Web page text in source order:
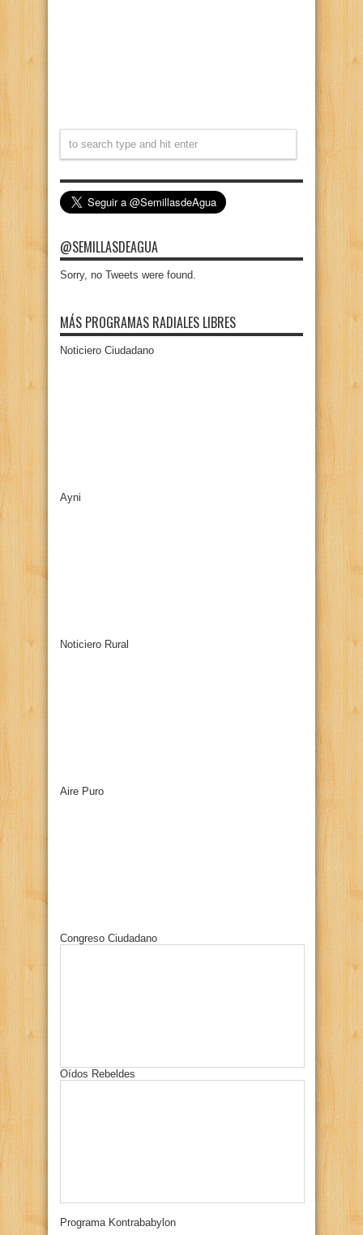
@SEMILLASDEAGUA
Sorry, no Tweets were found.
MÁS PROGRAMAS RADIALES LIBRES
Noticiero Ciudadano
Ayni
Noticiero Rural
Aire Puro
Congreso Ciudadano
Oídos Rebeldes
Programa Kontrababylon